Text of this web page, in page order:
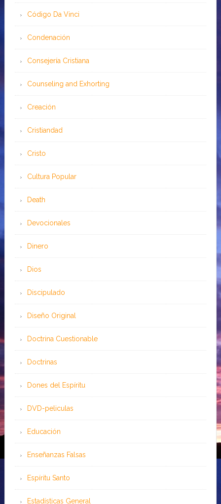
Código Da Vinci
Condenación
Consejería Cristiana
Counseling and Exhorting
Creación
Cristiandad
Cristo
Cultura Popular
Death
Devocionales
Dinero
Dios
Discipulado
Diseño Original
Doctrina Cuestionable
Doctrinas
Dones del Espíritu
DVD-peliculas
Educación
Enseñanzas Falsas
Espíritu Santo
Estadísticas General